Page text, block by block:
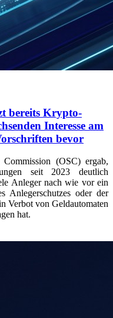
bereits Krypto-
Interesse am
bevor
(OSC) ergab,
seit 2023 deutlich
Anleger nach wie vor ein
Anlegerschutzes oder der
Verbot von Geldautomaten
hat.